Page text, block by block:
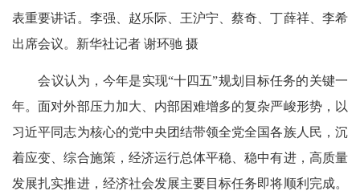
表重要讲话。李强、赵乐际、王沪宁、蔡奇、丁薛祥、李希
出席会议。新华社记者 谢环驰 摄
会议认为，今年是实现“十四五”规划目标任务的关键一
年。面对外部压力加大、内部困难增多的复杂严峻形势，以
习近平同志为核心的党中央团结带领全党全国各族人民，沉
着应变、综合施策，经济运行总体平稳、稳中有进，高质量
发展扎实推进，经济社会发展主要目标任务即将顺利完成。